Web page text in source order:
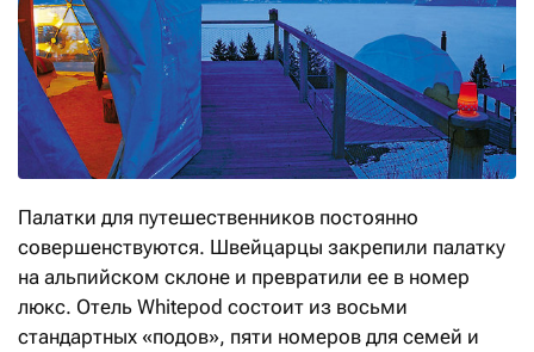
Палатки для путешественников постоянно
совершенствуются. Швейцарцы закрепили палатку
на альпийском склоне и превратили ее в номер
люкс. Отель Whitepod состоит из восьми
стандартных «подов», пяти номеров для семей и